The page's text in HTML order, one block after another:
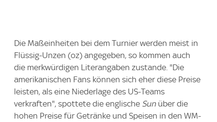
Die Maßeinheiten bei dem Turnier werden meist in
Flüssig-Unzen (oz) angegeben, so kommen auch
die merkwürdigen Literangaben zustande. "Die
amerikanischen Fans können sich eher diese Preise
leisten, als eine Niederlage des US-Teams
verkraften", spottete die englische Sun über die
hohen Preise für Getränke und Speisen in den WM-